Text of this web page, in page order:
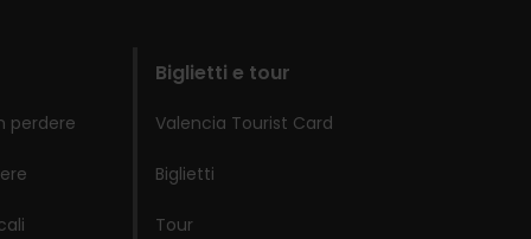
perdere
Biglietti e tour
Valencia Tourist Card
Biglietti
Tour